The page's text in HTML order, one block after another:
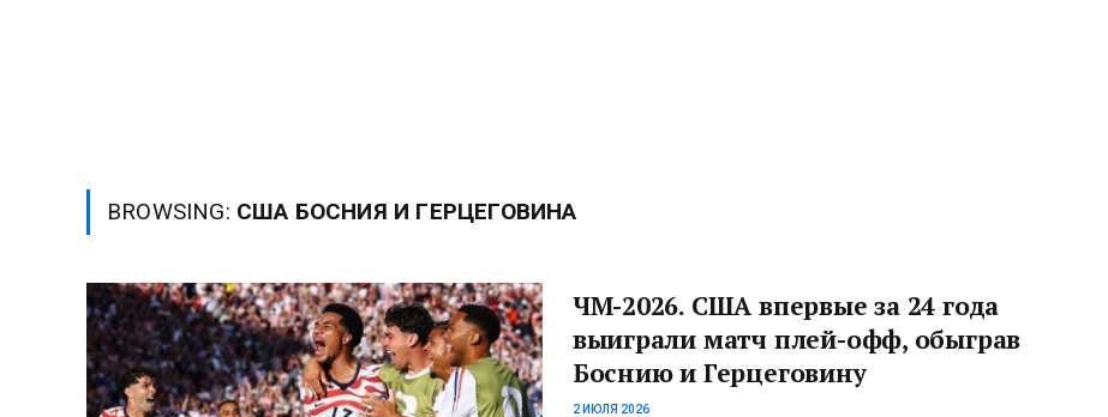
BROWSING: США БОСНИЯ И ГЕРЦЕГОВИНА
ЧМ-2026. США впервые за 24 года
выиграли матч плей-офф, обыграв
Боснию и Герцеговину
2 ИЮЛЯ 2026